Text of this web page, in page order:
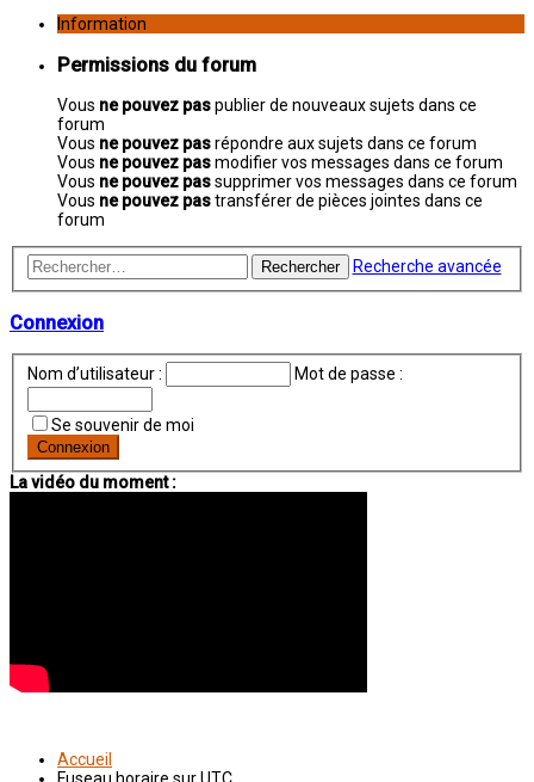
Information
Permissions du forum
Vous ne pouvez paspublier de nouveaux sujets dans ce
forum
Vous ne pouvez pasrépondre aux sujets dans ce forum
Vous ne pouvez pasmodifier vos messages dans ce forum
Vous ne pouvez passupprimer vos messages dans ce forum
Vous ne pouvez pastransférer de pièces jointes dans ce
forum
Rechercher Recherche avancée
Connexion
Nom d’utilisateur : Mot de passe :
Se souvenir de moi
La vidéo du moment :
Accueil